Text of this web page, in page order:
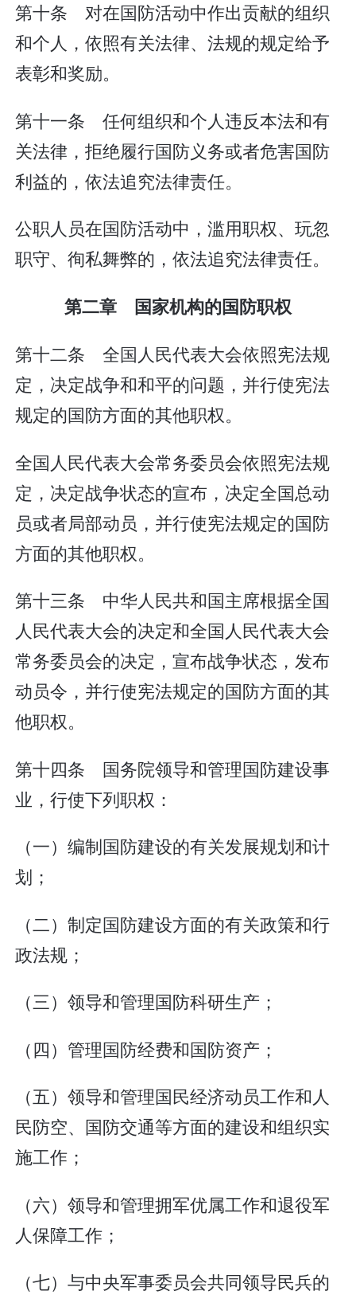
第十条 对在国防活动中作出贡献的组织
和个人，依照有关法律、法规的规定给予
表彰和奖励。
第十一条 任何组织和个人违反本法和有
关法律，拒绝履行国防义务或者危害国防
利益的，依法追究法律责任。
公职人员在国防活动中，滥用职权、玩忽
职守、徇私舞弊的，依法追究法律责任。
第二章 国家机构的国防职权
第十二条 全国人民代表大会依照宪法规
定，决定战争和和平的问题，并行使宪法
规定的国防方面的其他职权。
全国人民代表大会常务委员会依照宪法规
定，决定战争状态的宣布，决定全国总动
员或者局部动员，并行使宪法规定的国防
方面的其他职权。
第十三条 中华人民共和国主席根据全国
人民代表大会的决定和全国人民代表大会
常务委员会的决定，宣布战争状态，发布
动员令，并行使宪法规定的国防方面的其
他职权。
第十四条 国务院领导和管理国防建设事
业，行使下列职权：
（一）编制国防建设的有关发展规划和计
划；
（二）制定国防建设方面的有关政策和行
政法规；
（三）领导和管理国防科研生产；
（四）管理国防经费和国防资产；
（五）领导和管理国民经济动员工作和人
民防空、国防交通等方面的建设和组织实
施工作；
（六）领导和管理拥军优属工作和退役军
人保障工作；
（七）与中央军事委员会共同领导民兵的